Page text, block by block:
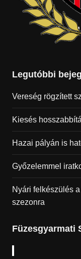
Legutóbbi
Vereség rögzített
Kiesés
Hazai pályán is
Győzelemmel
Nyári felkészülés
szezonra
Füzesgyarmati